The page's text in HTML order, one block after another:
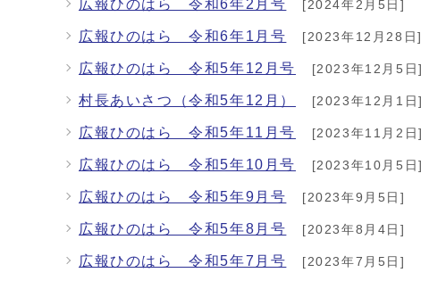
広報ひのはら 令和6年2月号 [2024年2月5日]
広報ひのはら 令和6年1月号 [2023年12月28日]
広報ひのはら 令和5年12月号 [2023年12月5日]
村長あいさつ（令和5年12月） [2023年12月1日]
広報ひのはら 令和5年11月号 [2023年11月2日]
広報ひのはら 令和5年10月号 [2023年10月5日]
広報ひのはら 令和5年9月号 [2023年9月5日]
広報ひのはら 令和5年8月号 [2023年8月4日]
広報ひのはら 令和5年7月号 [2023年7月5日]